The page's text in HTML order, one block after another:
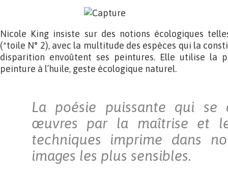
Nicole King insiste sur des notions écologiques
(*toile N° 2), avec la multitude des espèces qui la
disparition envoûtent ses peintures. Elle utilise la
peinture à l’huile, geste écologique naturel.
La poésie puissante qui se
œuvres par la maîtrise et
techniques imprime dans
images les plus sensibles.